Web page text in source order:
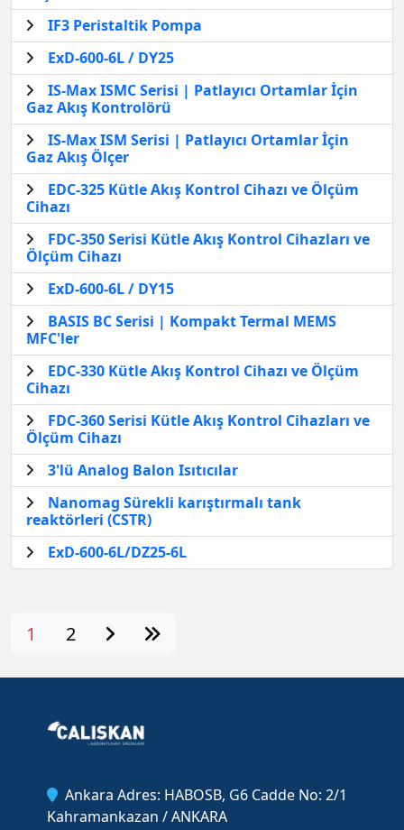
IF3 Peristaltik Pompa
ExD-600-6L / DY25
IS-Max ISMC Serisi | Patlayıcı Ortamlar İçin
Gaz Akış Kontrolörü
IS-Max ISM Serisi | Patlayıcı Ortamlar İçin
Gaz Akış Ölçer
EDC-325 Kütle Akış Kontrol Cihazı ve Ölçüm
Cihazı
FDC-350 Serisi Kütle Akış Kontrol Cihazları ve
Ölçüm Cihazı
ExD-600-6L / DY15
BASIS BC Serisi | Kompakt Termal MEMS
MFC'ler
EDC-330 Kütle Akış Kontrol Cihazı ve Ölçüm
Cihazı
FDC-360 Serisi Kütle Akış Kontrol Cihazları ve
Ölçüm Cihazı
3'lü Analog Balon Isıtıcılar
Nanomag Sürekli karıştırmalı tank
reaktörleri (CSTR)
ExD-600-6L/DZ25-6L
1 2
Ankara Adres: HABOSB, G6 Cadde No: 2/1
Kahramankazan / ANKARA